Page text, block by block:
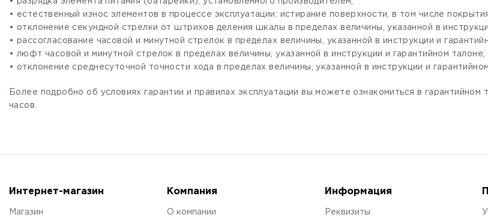
• естественный износ элементов в процессе эксплуатации: истирание поверхности, в том числе
• отклонение секундной стрелки от штрихов деления шкалы в пределах величины, указанной в
• рассогласование часовой и минутной стрелок в пределах величины, указанной в инструкции и
• люфт часовой и минутной стрелок в пределах величины, указанной в инструкции и гарантийном талоне;
• отклонение среднесуточной точности хода в пределах величины, указанной в инструкции и
Более подробно об условиях гарантии и правилах эксплуатации вы можете ознакомиться в
часов.
Интернет-магазин
Магазин
Компания
О компании
Информация
Реквизиты